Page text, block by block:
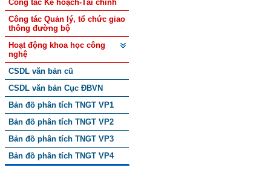
Công tác Kế hoạch-Tài chính
Công tác Quản lý, tổ chức giao
thông đường bộ
Hoạt động khoa học công
nghệ
CSDL văn bản cũ
CSDL văn bản Cục ĐBVN
Bản đồ phân tích TNGT VP1
Bản đồ phân tích TNGT VP2
Bản đồ phân tích TNGT VP3
Bản đồ phân tích TNGT VP4